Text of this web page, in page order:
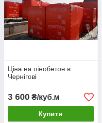
Ціна на пінобетон в
Чернігові
3 600 ₴/куб.м
Купити